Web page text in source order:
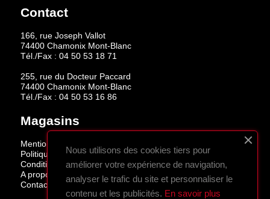
Contact
166, rue Joseph Vallot
74400 Chamonix Mont-Blanc
Tél./Fax : 04 50 53 18 71
255, rue du Docteur Paccard
74400 Chamonix Mont-Blanc
Tél./Fax : 04 50 53 16 86
Magasins
Mentions légales
Politique de confidentialité
Conditions de vente
A propos
Contactez-nous
Nous utilisons des cookies tiers pour
améliorer votre expérience de navigation,
analyser le trafic du site et personnaliser le
contenu et les publicités. En savoir plus